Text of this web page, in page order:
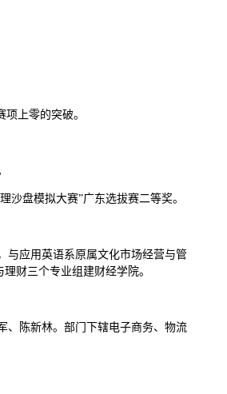
上零的突破。
沙盘模拟大赛”广东选拔赛二等奖。
与应用英语系原属文化市场经营与管
财三个专业组建财经学院。
、陈新林。部门下辖电子商务、物流